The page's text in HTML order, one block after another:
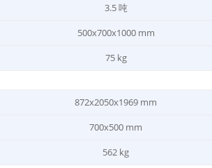
3.5 吨
500x700x1000 mm
75 kg
872x2050x1969 mm
700x500 mm
562 kg